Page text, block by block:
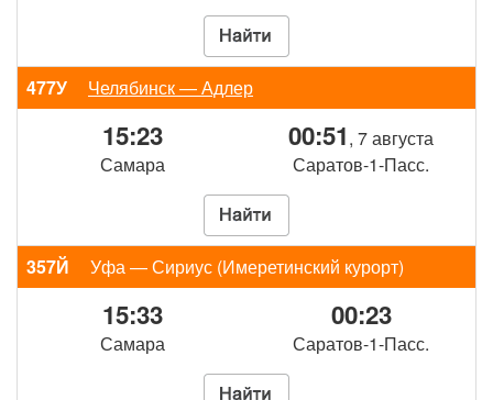
477У Челябинск — Адлер
15:23
Самара
00:51, 7 августа
Саратов-1-Пасс.
357Й Уфа — Сириус (Имеретинский курорт)
15:33
Самара
00:23
Саратов-1-Пасс.